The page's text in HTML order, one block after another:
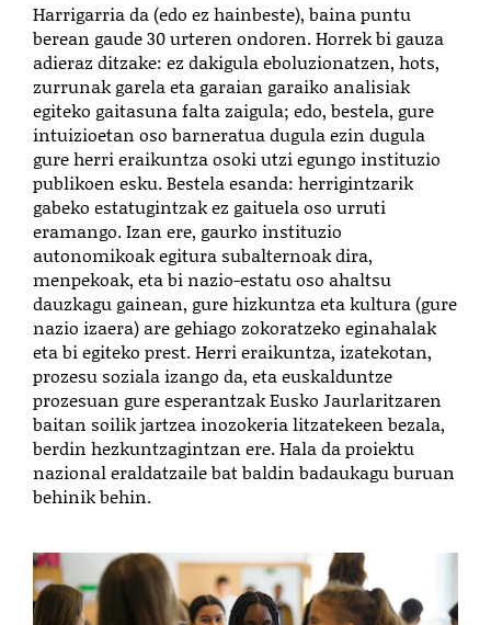
Harrigarria da (edo ez hainbeste), baina puntu
berean gaude 30 urteren ondoren. Horrek bi gauza
adieraz ditzake: ez dakigula eboluzionatzen, hots,
zurrunak garela eta garaian garaiko analisiak
egiteko gaitasuna falta zaigula; edo, bestela, gure
intuizioetan oso barneratua dugula ezin dugula
gure herri eraikuntza osoki utzi egungo instituzio
publikoen esku. Bestela esanda: herrigintzarik
gabeko estatugintzak ez gaituela oso urruti
eramango. Izan ere, gaurko instituzio
autonomikoak egitura subalternoak dira,
menpekoak, eta bi nazio-estatu oso ahaltsu
dauzkagu gainean, gure hizkuntza eta kultura (gure
nazio izaera) are gehiago zokoratzeko eginahalak
eta bi egiteko prest. Herri eraikuntza, izatekotan,
prozesu soziala izango da, eta euskalduntze
prozesuan gure esperantzak Eusko Jaurlaritzaren
baitan soilik jartzea inozokeria litzatekeen bezala,
berdin hezkuntzagintzan ere. Hala da proiektu
nazional eraldatzaile bat baldin badaukagu buruan
behinik behin.